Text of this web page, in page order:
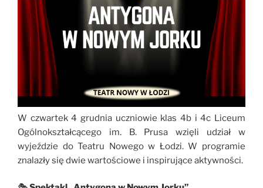
W czwartek 4 grudnia uczniowie klas 4b i 4c Liceum
Ogólnokształcącego im. B. Prusa wzięli udział w
wyjeździe do Teatru Nowego w Łodzi. W programie
znalazły się dwie wartościowe i inspirujące aktywności.